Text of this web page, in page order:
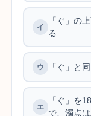
「ぐ」の
る
「ぐ」と
「ぐ」を
で、濁点